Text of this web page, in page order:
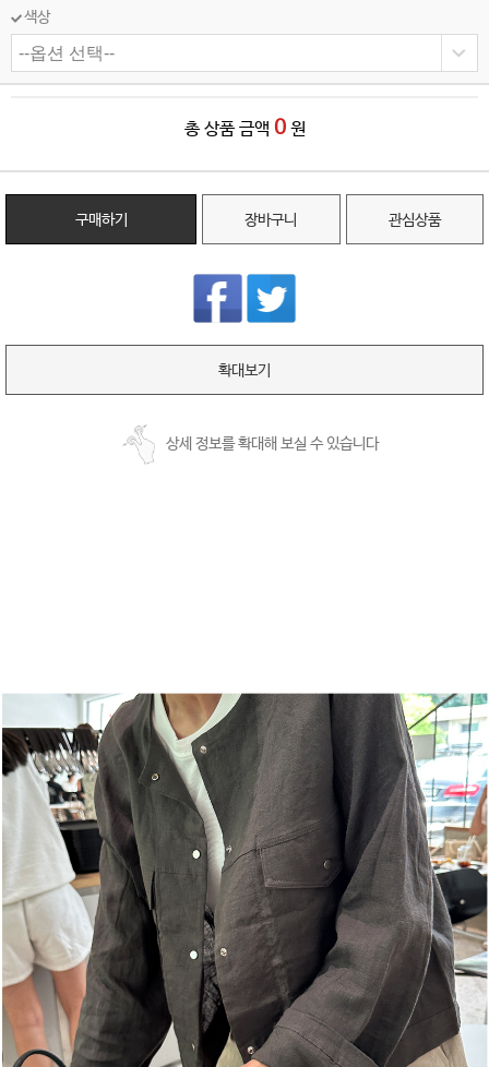
색상
총 상품 금액 0 원
구매하기 장바구니 관심상품
확대보기
상세 정보를 확대해 보실 수 있습니다